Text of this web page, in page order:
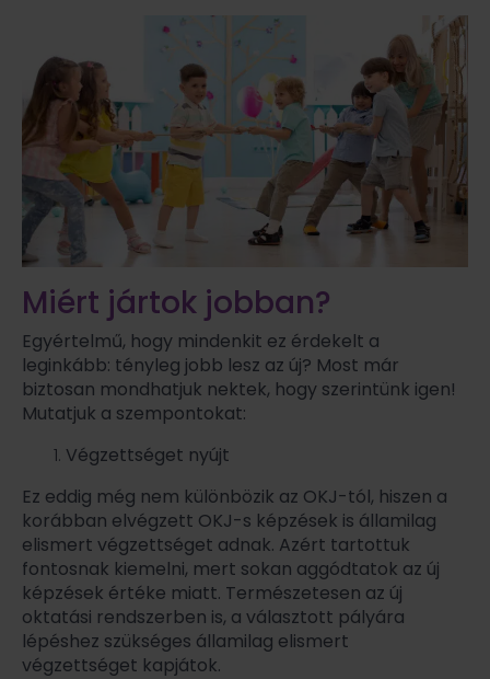
Miért jártok jobban?
Egyértelmű, hogy mindenkit ez érdekelt a
leginkább: tényleg jobb lesz az új? Most már
biztosan mondhatjuk nektek, hogy szerintünk igen!
Mutatjuk a szempontokat:
Végzettséget nyújt
Ez eddig még nem különbözik az OKJ-tól, hiszen a
korábban elvégzett OKJ-s képzések is államilag
elismert végzettséget adnak. Azért tartottuk
fontosnak kiemelni, mert sokan aggódtatok az új
képzések értéke miatt. Természetesen az új
oktatási rendszerben is, a választott pályára
lépéshez szükséges államilag elismert
végzettséget kapjátok.